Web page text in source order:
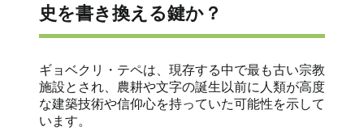
史を書き換える鍵か？
ギョベクリ・テペは、現存する中で最も古い宗教
施設とされ、農耕や文字の誕生以前に人類が高度
な建築技術や信仰心を持っていた可能性を示して
います。